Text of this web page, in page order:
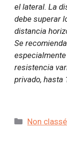
el lateral. La
debe superar
distancia
Se
resistencia
privado, hasta
Categorías
Non classé